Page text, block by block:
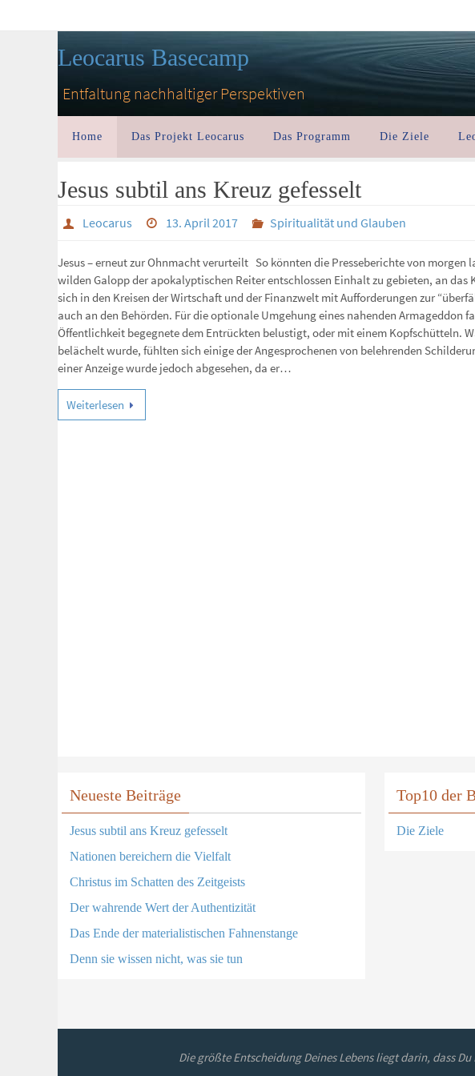
Leocarus Basecamp
Entfaltung nachhaltiger Perspektiven
Home Das Projekt Leocarus Das Programm Die Ziele
Jesus subtil ans Kreuz gefesselt
Leocarus 13. April 2017 Spiritualität und Glauben
Jesus – erneut zur Ohnmacht verurteilt So könnten die Presseberichte von morgen
wilden Galopp der apokalyptischen Reiter entschlossen Einhalt zu gebieten, an das
sich in den Kreisen der Wirtschaft und der Finanzwelt mit Aufforderungen zur
auch an den Behörden. Für die optionale Umgehung eines nahenden Armageddon
Öffentlichkeit begegnete dem Entrückten belustigt, oder mit einem Kopfschütteln.
belächelt wurde, fühlten sich einige der Angesprochenen von belehrenden
einer Anzeige wurde jedoch abgesehen, da er…
Weiterlesen
Neueste Beiträge
Jesus subtil ans Kreuz gefesselt
Nationen bereichern die Vielfalt
Christus im Schatten des Zeitgeists
Der wahrende Wert der Authentizität
Das Ende der materialistischen Fahnenstange
Denn sie wissen nicht, was sie tun
Top10 der
Die Ziele
Die größte Entscheidung Deines Lebens liegt darin, dass